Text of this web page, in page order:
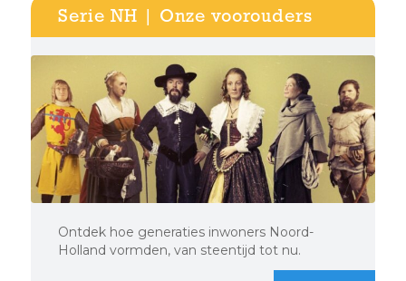
Serie NH | Onze voorouders
Ontdek hoe generaties inwoners Noord-
Holland vormden, van steentijd tot nu.